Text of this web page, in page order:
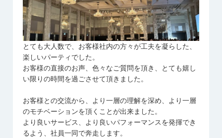
とても大人数で、お客様社内の方々が工夫を凝らした、
楽しいパーティでした。
お客様の直接のお声、色々なご質問を頂き、とても嬉し
い限りの時間を過ごさせて頂きました。
お客様との交流から、より一層の理解を深め、より一層
のモチベーションを頂くことが出来ました。
より良いサービス、より良いパフォーマンスを発揮でき
るよう、社員一同で奔走します。